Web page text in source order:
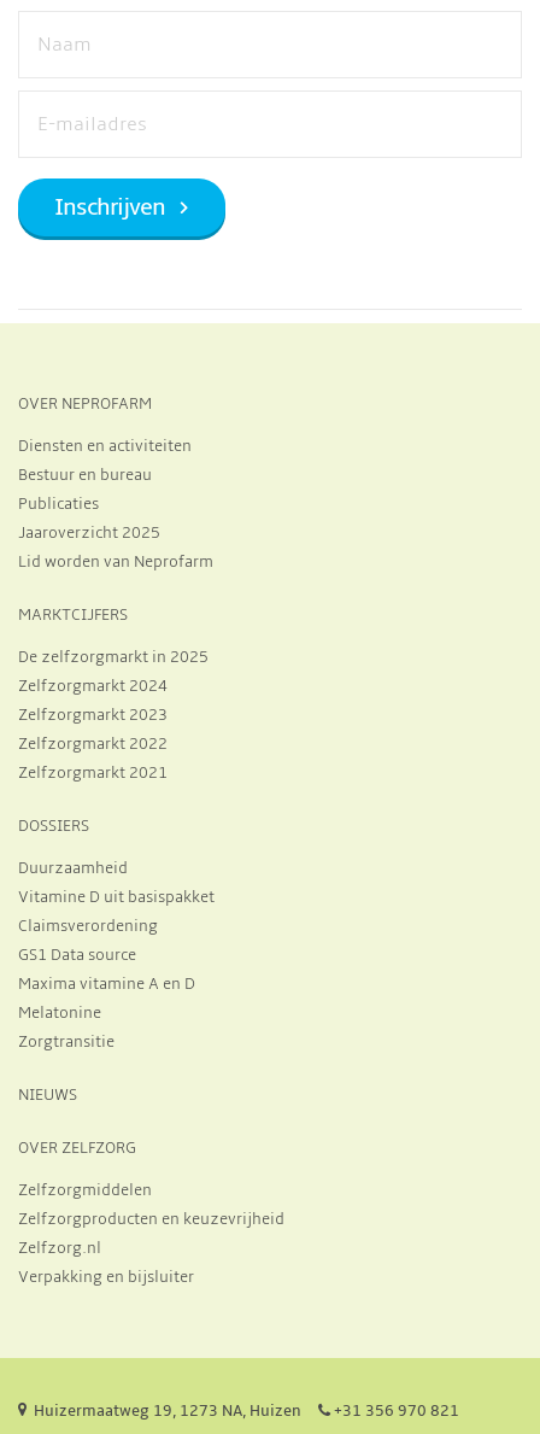
OVER NEPROFARM
Diensten en activiteiten
Bestuur en bureau
Publicaties
Jaaroverzicht 2025
Lid worden van Neprofarm
MARKTCIJFERS
De zelfzorgmarkt in 2025
Zelfzorgmarkt 2024
Zelfzorgmarkt 2023
Zelfzorgmarkt 2022
Zelfzorgmarkt 2021
DOSSIERS
Duurzaamheid
Vitamine D uit basispakket
Claimsverordening
GS1 Data source
Maxima vitamine A en D
Melatonine
Zorgtransitie
NIEUWS
OVER ZELFZORG
Zelfzorgmiddelen
Zelfzorgproducten en keuzevrijheid
Zelfzorg.nl
Verpakking en bijsluiter
Huizermaatweg 19, 1273 NA, Huizen +31 356 970 821